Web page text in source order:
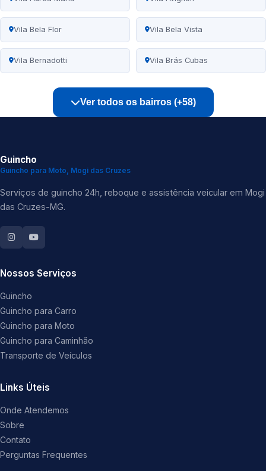
Vila Bela Flor Vila Bela Vista
Vila Bernadotti Vila Brás Cubas
Ver todos os bairros (+58)
Guincho
Guincho para Moto, Mogi das Cruzes
Serviços de guincho 24h, reboque e assistência veicular em Mogi
das Cruzes-MG.
Nossos Serviços
Guincho
Guincho para Carro
Guincho para Moto
Guincho para Caminhão
Transporte de Veículos
Links Úteis
Onde Atendemos
Sobre
Contato
Perguntas Frequentes